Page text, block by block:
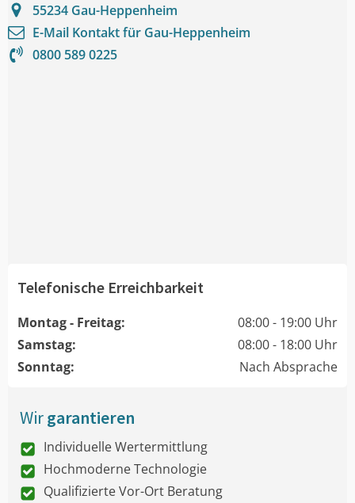
55234 Gau-Heppenheim
E-Mail Kontakt für Gau-Heppenheim
0800 589 0225
Telefonische Erreichbarkeit
Montag - Freitag:
08:00 - 19:00 Uhr
Samstag:
08:00 - 18:00 Uhr
Sonntag:
Nach Absprache
Wirgarantieren
Individuelle Wertermittlung
Hochmoderne Technologie
Qualifizierte Vor-Ort Beratung